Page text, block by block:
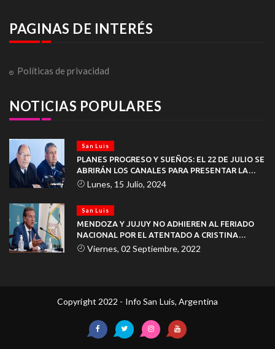
PAGINAS DE INTERÉS
Políticas de privacidad
NOTICIAS POPULARES
San Luis
PLANES PROGRESO Y SUEÑOS: EL 22 DE JULIO SE
ABRIRÁN LOS CANALES PARA PRESENTAR LA
DOCUMENTACIÓN
Lunes, 15 Julio, 2024
San Luis
MENDOZA Y JUJUY NO ADHIEREN AL FERIADO
NACIONAL POR EL ATENTADO A CRISTINA
KIRCHNER
Viernes, 02 Septiembre, 2022
Copyright 2022 - Info San Luis, Argentina